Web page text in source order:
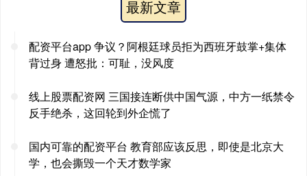
最新文章
配资平台app 争议？阿根廷球员拒为西班牙鼓掌+集体
背过身 遭怒批：可耻，没风度
线上股票配资网 三国接连断供中国气源，中方一纸禁令
反手绝杀，这回轮到外企慌了
国内可靠的配资平台 教育部应该反思，即使是北京大
学，也会撕毁一个天才数学家